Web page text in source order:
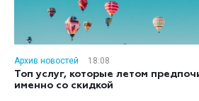
Архив новостей
18:08
Топ услуг, которые летом
именно со скидкой